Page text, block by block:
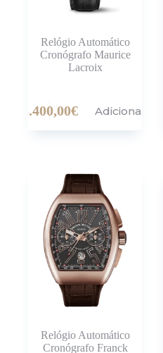
Relógio Automático
Cronógrafo Maurice
Lacroix
3.400,00€ Adicionar
Relógio Automático
Cronógrafo Franck